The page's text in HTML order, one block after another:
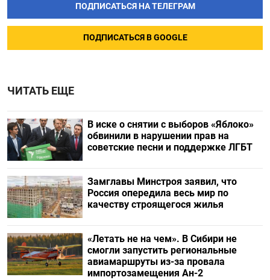
ПОДПИСАТЬСЯ НА ТЕЛЕГРАМ
ПОДПИСАТЬСЯ В GOOGLE
ЧИТАТЬ ЕЩЕ
В иске о снятии с выборов «Яблоко»
обвинили в нарушении прав на
советские песни и поддержке ЛГБТ
Замглавы Минстроя заявил, что
Россия опередила весь мир по
качеству строящегося жилья
«Летать не на чем». В Сибири не
смогли запустить региональные
авиамаршруты из-за провала
импортозамещения Ан-2